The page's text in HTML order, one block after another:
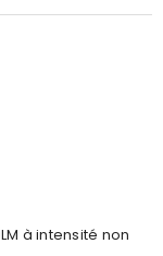
à intensité non